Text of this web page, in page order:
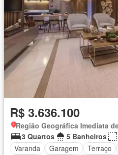
R$ 3.636.100
3 Quartos
5 Banheiros
Varanda
Garagem Terraço